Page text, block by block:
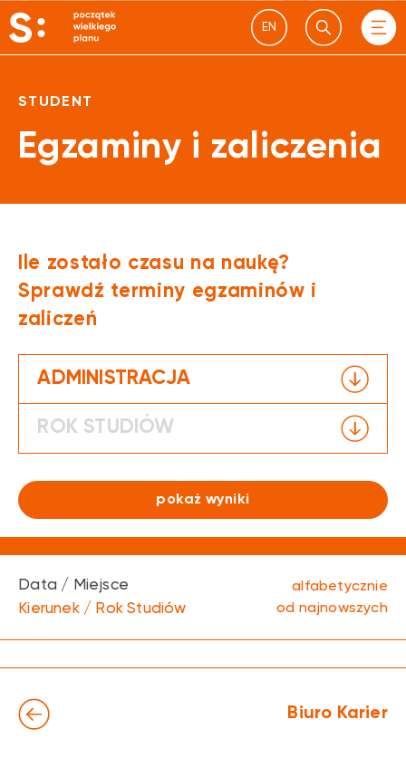
EN
STUDENT
Egzaminy i zaliczenia
Ile zostało czasu na naukę?
Sprawdź terminy egzaminów i
zaliczeń
ADMINISTRACJA
ROK STUDIÓW
pokaż wyniki
Data / Miejsce
Kierunek / Rok Studiów
alfabetycznie
od najnowszych
Biuro Karier